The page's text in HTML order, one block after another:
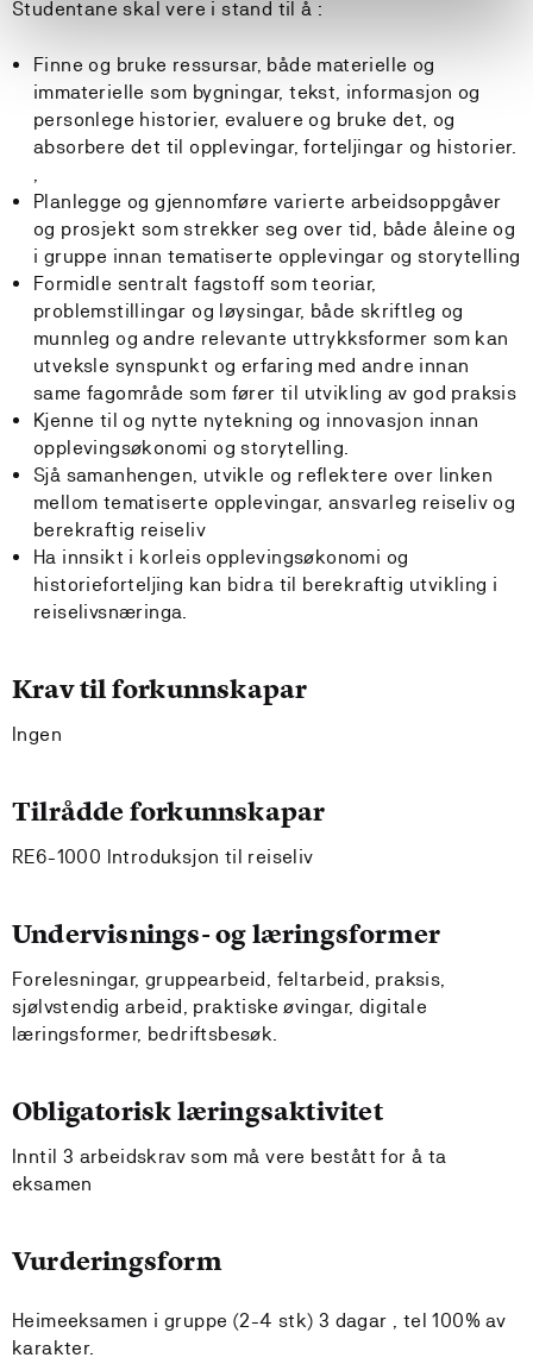
Studentane skal vere i stand til å :
Finne og bruke ressursar, både materielle og
immaterielle som bygningar, tekst, informasjon og
personlege historier, evaluere og bruke det, og
absorbere det til opplevingar, forteljingar og historier.
,
Planlegge og gjennomføre varierte arbeidsoppgåver
og prosjekt som strekker seg over tid, både åleine og
i gruppe innan tematiserte opplevingar og storytelling
Formidle sentralt fagstoff som teoriar,
problemstillingar og løysingar, både skriftleg og
munnleg og andre relevante uttrykksformer som kan
utveksle synspunkt og erfaring med andre innan
same fagområde som fører til utvikling av god praksis
Kjenne til og nytte nytekning og innovasjon innan
opplevingsøkonomi og storytelling.
Sjå samanhengen, utvikle og reflektere over linken
mellom tematiserte opplevingar, ansvarleg reiseliv og
berekraftig reiseliv
Ha innsikt i korleis opplevingsøkonomi og
historieforteljing kan bidra til berekraftig utvikling i
reiselivsnæringa.
Krav til forkunnskapar
Ingen
Tilrådde forkunnskapar
RE6-1000 Introduksjon til reiseliv
Undervisnings- og læringsformer
Forelesningar, gruppearbeid, feltarbeid, praksis,
sjølvstendig arbeid, praktiske øvingar, digitale
læringsformer, bedriftsbesøk.
Obligatorisk læringsaktivitet
Inntil 3 arbeidskrav som må vere bestått for å ta
eksamen
Vurderingsform
Heimeeksamen i gruppe (2-4 stk) 3 dagar , tel 100% av
karakter.